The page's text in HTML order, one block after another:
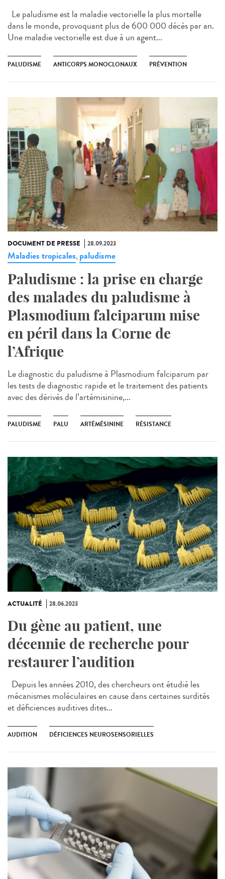
Le paludisme est la maladie vectorielle la plus mortelle
dans le monde, provoquant plus de 600 000 décès par an.
Une maladie vectorielle est due à un agent...
PALUDISME ANTICORPS MONOCLONAUX PRÉVENTION
DOCUMENT DE PRESSE 28.09.2023
Maladies tropicales, paludisme
Paludisme : la prise en charge
des malades du paludisme à
Plasmodium falciparum mise
en péril dans la Corne de
l’Afrique
Le diagnostic du paludisme à Plasmodium falciparum par
les tests de diagnostic rapide et le traitement des patients
avec des dérivés de l’artémisinine,...
PALUDISME PALU ARTÉMÉSININE RÉSISTANCE
ACTUALITÉ 28.06.2023
Du gène au patient, une
décennie de recherche pour
restaurer l’audition
Depuis les années 2010, des chercheurs ont étudié les
mécanismes moléculaires en cause dans certaines surdités
et déficiences auditives dites...
AUDITION DÉFICIENCES NEUROSENSORIELLES